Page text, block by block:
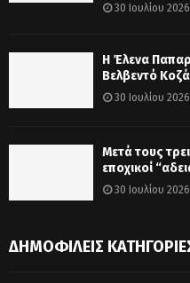
30 Ιουλίου 2026
Η Έλενα
Βελβεντό
30 Ιουλίου 2026
Μετά τους
εποχικοί
30 Ιουλίου 2026
ΔΗΜΟΦΙΛΕΊΣ